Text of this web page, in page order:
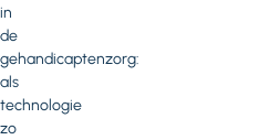
in
de
gehandicaptenzorg:
als
technologie
zo